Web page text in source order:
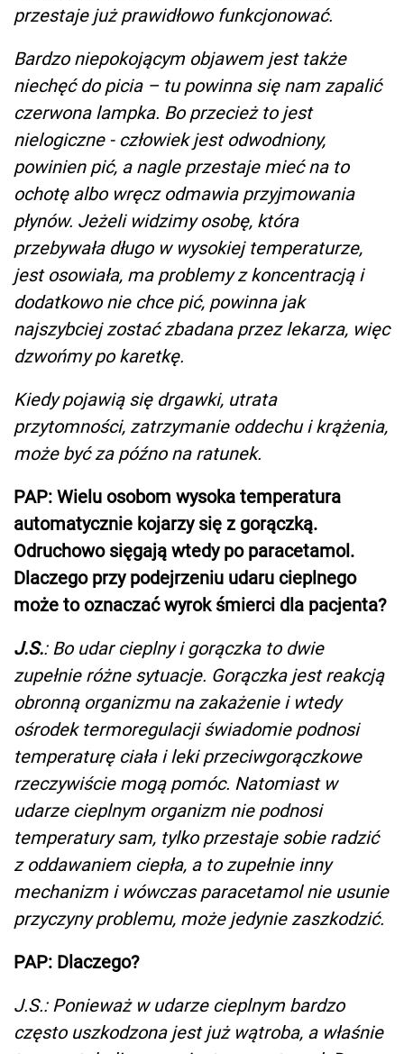
przestaje już prawidłowo funkcjonować.
Bardzo niepokojącym objawem jest także
niechęć do picia – tu powinna się nam zapalić
czerwona lampka. Bo przecież to jest
nielogiczne - człowiek jest odwodniony,
powinien pić, a nagle przestaje mieć na to
ochotę albo wręcz odmawia przyjmowania
płynów. Jeżeli widzimy osobę, która
przebywała długo w wysokiej temperaturze,
jest osowiała, ma problemy z koncentracją i
dodatkowo nie chce pić, powinna jak
najszybciej zostać zbadana przez lekarza, więc
dzwońmy po karetkę.
Kiedy pojawią się drgawki, utrata
przytomności, zatrzymanie oddechu i krążenia,
może być za późno na ratunek.
PAP: Wielu osobom wysoka temperatura
automatycznie kojarzy się z gorączką.
Odruchowo sięgają wtedy po paracetamol.
Dlaczego przy podejrzeniu udaru cieplnego
może to oznaczać wyrok śmierci dla pacjenta?
J.S.: Bo udar cieplny i gorączka to dwie
zupełnie różne sytuacje. Gorączka jest reakcją
obronną organizmu na zakażenie i wtedy
ośrodek termoregulacji świadomie podnosi
temperaturę ciała i leki przeciwgorączkowe
rzeczywiście mogą pomóc. Natomiast w
udarze cieplnym organizm nie podnosi
temperatury sam, tylko przestaje sobie radzić
z oddawaniem ciepła, a to zupełnie inny
mechanizm i wówczas paracetamol nie usunie
przyczyny problemu, może jedynie zaszkodzić.
PAP: Dlaczego?
J.S.: Ponieważ w udarze cieplnym bardzo
często uszkodzona jest już wątroba, a właśnie